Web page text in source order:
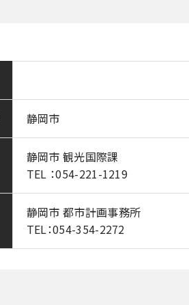
静岡市
静岡市 観光国際課
TEL ：054-221-1219
静岡市 都市計画事務所
TEL：054-354-2272